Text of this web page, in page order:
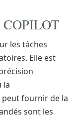
COPILOT
les tâches
Elle est
la
fournir de la
sont les